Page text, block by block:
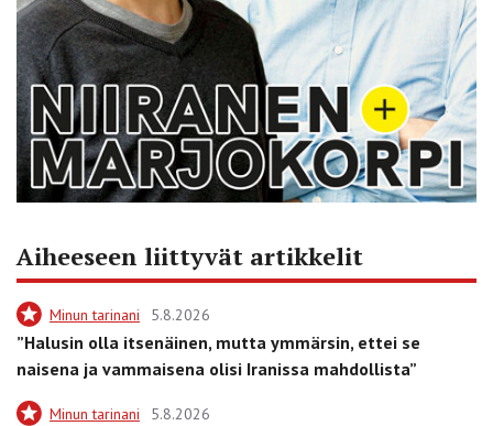
Aiheeseen liittyvät artikkelit
Minun tarinani 5.8.2026
”Halusin olla itsenäinen, mutta ymmärsin, ettei se
naisena ja vammaisena olisi Iranissa mahdollista”
Minun tarinani 5.8.2026